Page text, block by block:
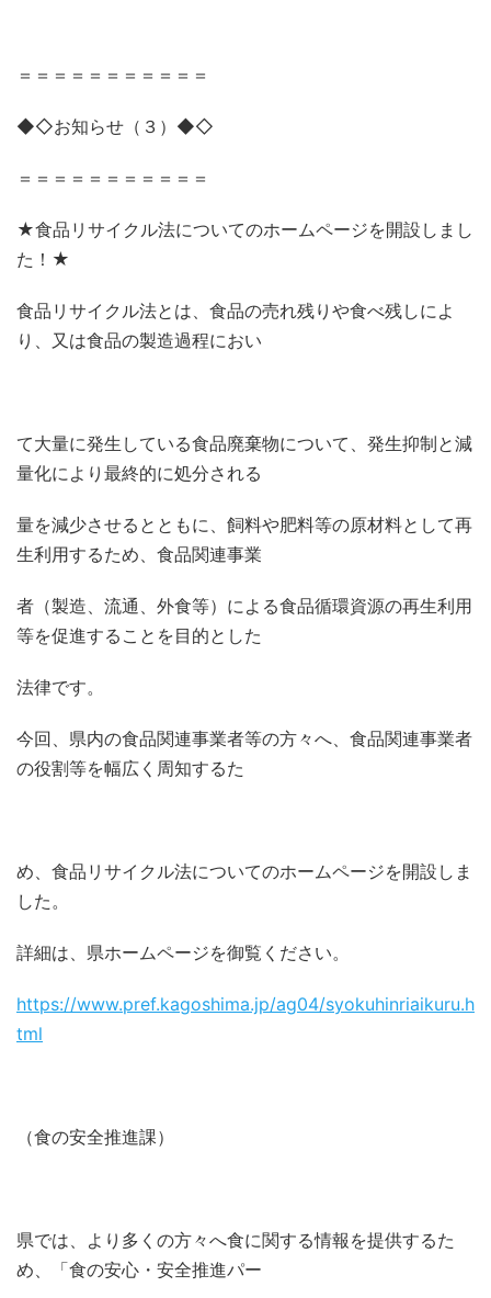
＝＝＝＝＝＝＝＝＝＝＝
◆◇お知らせ（３）◆◇
＝＝＝＝＝＝＝＝＝＝＝
★食品リサイクル法についてのホームページを開設しまし
た！★
食品リサイクル法とは、食品の売れ残りや食べ残しによ
り、又は食品の製造過程におい
て大量に発生している食品廃棄物について、発生抑制と減
量化により最終的に処分される
量を減少させるとともに、飼料や肥料等の原材料として再
生利用するため、食品関連事業
者（製造、流通、外食等）による食品循環資源の再生利用
等を促進することを目的とした
法律です。
今回、県内の食品関連事業者等の方々へ、食品関連事業者
の役割等を幅広く周知するた
め、食品リサイクル法についてのホームページを開設しま
した。
詳細は、県ホームページを御覧ください。
https://www.pref.kagoshima.jp/ag04/syokuhinriaikuru.h
tml
（食の安全推進課）
県では、より多くの方々へ食に関する情報を提供するた
め、「食の安心・安全推進パー